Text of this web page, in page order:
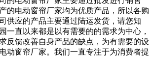
的电动窗帘厂家均为优质产品，所以各购
供应的产品主要通过陆运发货，请您知
来都是以有需要的的需求为中心，
反馈改善自身产品的缺点，为有需要的设
动窗帘厂家。我们一直专注于为消费者提